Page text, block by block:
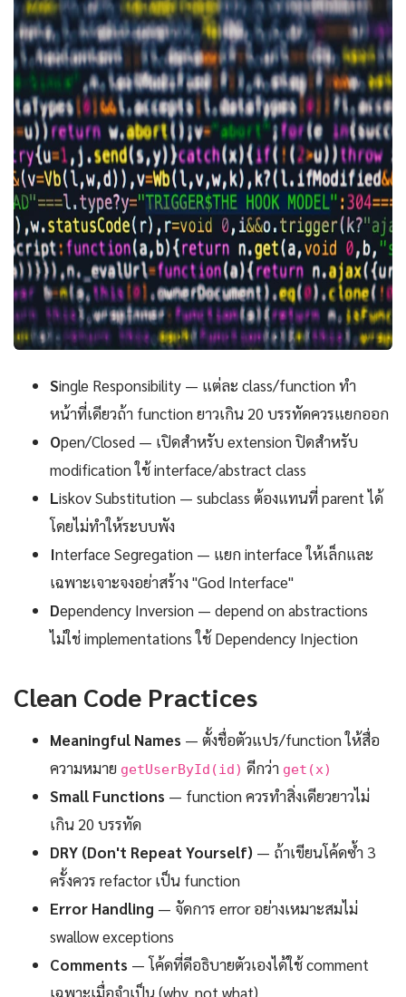
Single Responsibility — แต่ละ class/function ทำ
หน้าที่เดียวถ้า function ยาวเกิน 20 บรรทัดควรแยกออก
Open/Closed — เปิดสำหรับ extension ปิดสำหรับ
modification ใช้ interface/abstract class
Liskov Substitution — subclass ต้องแทนที่ parent ได้
โดยไม่ทำให้ระบบพัง
Interface Segregation — แยก interface ให้เล็กและ
เฉพาะเจาะจงอย่าสร้าง "God Interface"
Dependency Inversion — depend on abstractions
ไม่ใช่ implementations ใช้ Dependency Injection
Clean Code Practices
Meaningful Names — ตั้งชื่อตัวแปร/function ให้สื่อ
ความหมาย getUserById(id) ดีกว่า get(x)
Small Functions — function ควรทำสิ่งเดียวยาวไม่
เกิน 20 บรรทัด
DRY (Don't Repeat Yourself) — ถ้าเขียนโค้ดซ้ำ 3
ครั้งควร refactor เป็น function
Error Handling — จัดการ error อย่างเหมาะสมไม่
swallow exceptions
Comments — โค้ดที่ดีอธิบายตัวเองได้ใช้ comment
เฉพาะเมื่อจำเป็น (why, not what)